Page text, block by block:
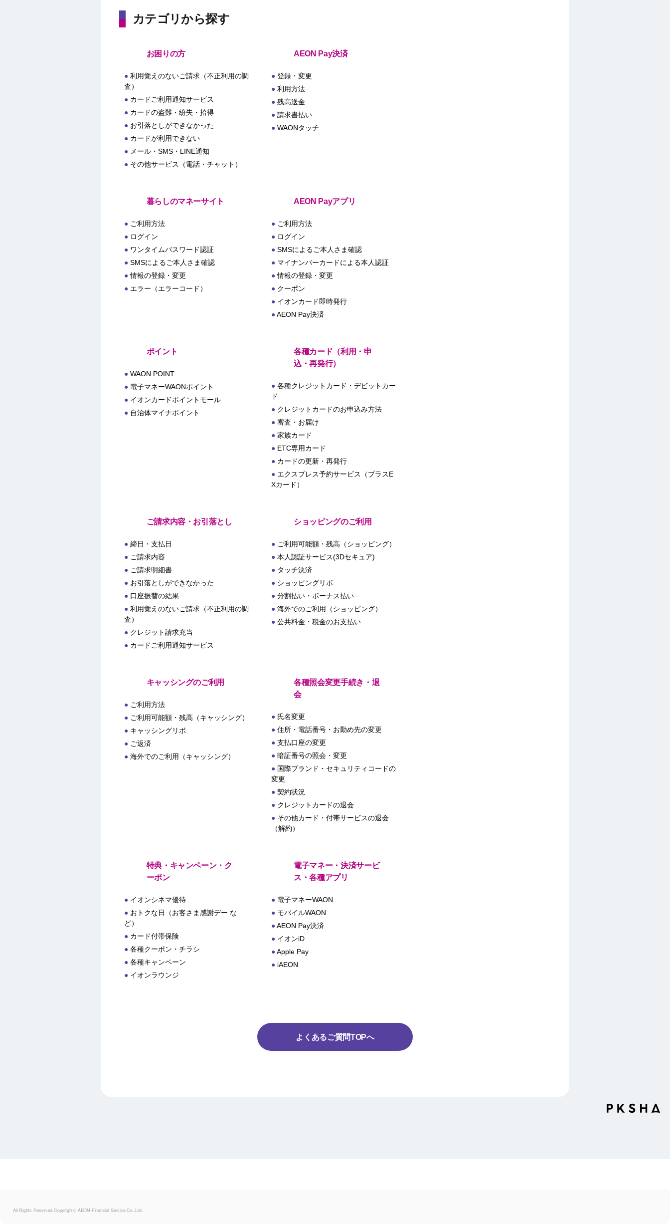
カテゴリから探す
お困りの方
利用覚えのないご請求（不正利用の調
査）
カードご利用通知サービス
カードの盗難・紛失・拾得
お引落としができなかった
カードが利用できない
メール・SMS・LINE通知
その他サービス（電話・チャット）
AEON Pay決済
登録・変更
利用方法
残高送金
請求書払い
WAONタッチ
暮らしのマネーサイト
ご利用方法
ログイン
ワンタイムパスワード認証
SMSによるご本人さま確認
情報の登録・変更
エラー（エラーコード）
AEON Payアプリ
ご利用方法
ログイン
SMSによるご本人さま確認
マイナンバーカードによる本人認証
情報の登録・変更
クーポン
イオンカード即時発行
AEON Pay決済
ポイント
WAON POINT
電子マネーWAONポイント
イオンカードポイントモール
自治体マイナポイント
各種カード（利用・申
込・再発行）
各種クレジットカード・デビットカー
ド
クレジットカードのお申込み方法
審査・お届け
家族カード
ETC専用カード
カードの更新・再発行
エクスプレス予約サービス（プラスE
Xカード）
ご請求内容・お引落とし
締日・支払日
ご請求内容
ご請求明細書
お引落としができなかった
口座振替の結果
利用覚えのないご請求（不正利用の調
査）
クレジット請求充当
カードご利用通知サービス
ショッピングのご利用
ご利用可能額・残高（ショッピング）
本人認証サービス(3Dセキュア)
タッチ決済
ショッピングリボ
分割払い・ボーナス払い
海外でのご利用（ショッピング）
公共料金・税金のお支払い
キャッシングのご利用
ご利用方法
ご利用可能額・残高（キャッシング）
キャッシングリボ
ご返済
海外でのご利用（キャッシング）
各種照会変更手続き・退
会
氏名変更
住所・電話番号・お勤め先の変更
支払口座の変更
暗証番号の照会・変更
国際ブランド・セキュリティコードの
変更
契約状況
クレジットカードの退会
その他カード・付帯サービスの退会
（解約）
特典・キャンペーン・ク
ーポン
イオンシネマ優待
おトクな日（お客さま感謝デー な
ど）
カード付帯保険
各種クーポン・チラシ
各種キャンペーン
イオンラウンジ
電子マネー・決済サービ
ス・各種アプリ
電子マネーWAON
モバイルWAON
AEON Pay決済
イオンiD
Apple Pay
iAEON
よくあるご質問TOPへ
All Rights Reserved.Copyright© AEON Financial Service Co.,Ltd.